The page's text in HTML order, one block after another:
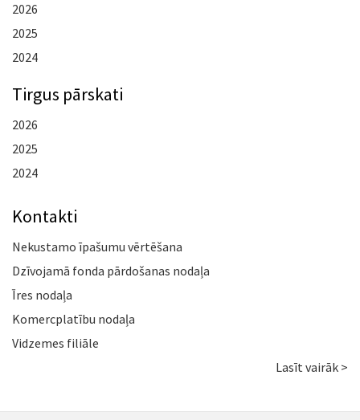
2026
2025
2024
Tirgus pārskati
2026
2025
2024
Kontakti
Nekustamo īpašumu vērtēšana
Dzīvojamā fonda pārdošanas nodaļa
Īres nodaļa
Komercplatību nodaļa
Vidzemes filiāle
Lasīt vairāk >